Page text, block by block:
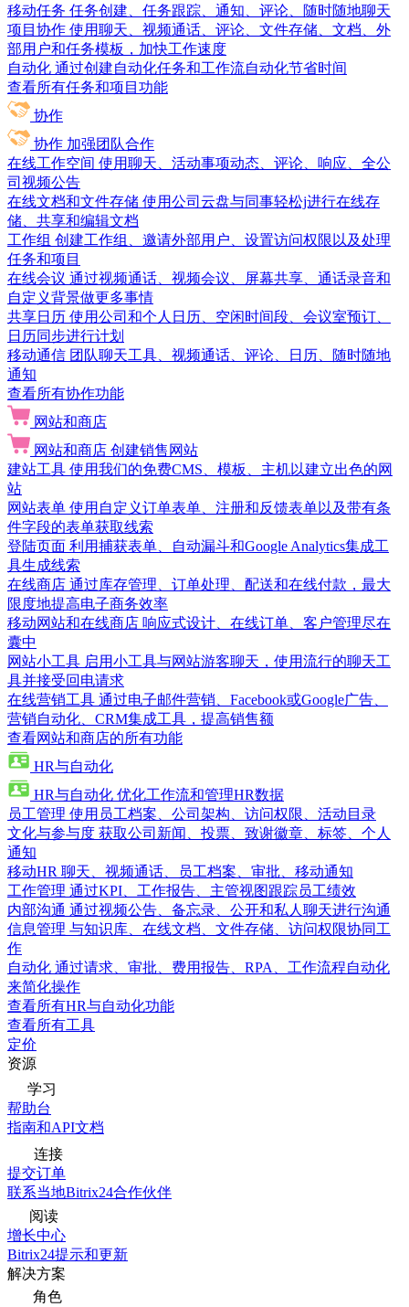
移动任务 任务创建、任务跟踪、通知、评论、随时随地聊天
项目协作 使用聊天、视频通话、评论、文件存储、文档、外
部用户和任务模板，加快工作速度
自动化 通过创建自动化任务和工作流自动化节省时间
查看所有任务和项目功能
协作
协作 加强团队合作
在线工作空间 使用聊天、活动事项动态、评论、响应、全公
司视频公告
在线文档和文件存储 使用公司云盘与同事轻松j进行在线存
储、共享和编辑文档
工作组 创建工作组、邀请外部用户、设置访问权限以及处理
任务和项目
在线会议 通过视频通话、视频会议、屏幕共享、通话录音和
自定义背景做更多事情
共享日历 使用公司和个人日历、空闲时间段、会议室预订、
日历同步进行计划
移动通信 团队聊天工具、视频通话、评论、日历、随时随地
通知
查看所有协作功能
网站和商店
网站和商店 创建销售网站
建站工具 使用我们的免费CMS、模板、主机以建立出色的网
站
网站表单 使用自定义订单表单、注册和反馈表单以及带有条
件字段的表单获取线索
登陆页面 利用捕获表单、自动漏斗和Google Analytics集成工
具生成线索
在线商店 通过库存管理、订单处理、配送和在线付款，最大
限度地提高电子商务效率
移动网站和在线商店 响应式设计、在线订单、客户管理尽在
囊中
网站小工具 启用小工具与网站游客聊天，使用流行的聊天工
具并接受回电请求
在线营销工具 通过电子邮件营销、Facebook或Google广告、
营销自动化、CRM集成工具，提高销售额
查看网站和商店的所有功能
HR与自动化
HR与自动化 优化工作流和管理HR数据
员工管理 使用员工档案、公司架构、访问权限、活动目录
文化与参与度 获取公司新闻、投票、致谢徽章、标签、个人
通知
移动HR 聊天、视频通话、员工档案、审批、移动通知
工作管理 通过KPI、工作报告、主管视图跟踪员工绩效
内部沟通 通过视频公告、备忘录、公开和私人聊天进行沟通
信息管理 与知识库、在线文档、文件存储、访问权限协同工
作
自动化 通过请求、审批、费用报告、RPA、工作流程自动化
来简化操作
查看所有HR与自动化功能
查看所有工具
定价
资源
学习
帮助台
指南和API文档
连接
提交订单
联系当地Bitrix24合作伙伴
阅读
增长中心
Bitrix24提示和更新
解决方案
角色